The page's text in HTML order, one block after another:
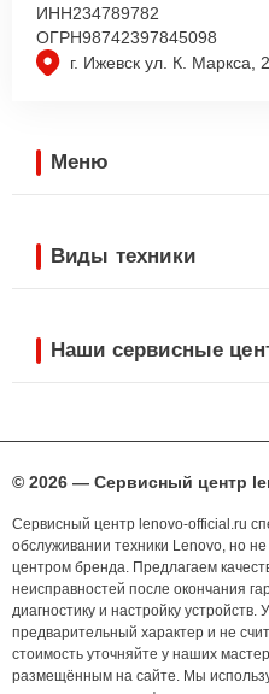
г. Ижевск ул. К. Маркса,
ИНН234789782
ОГРН98742397845098
Меню
Виды техники
Наши сервисные
© 2026 — Сервисный центр
Сервисный центр lenovo-official.ru
обслуживании техники Lenovo, но
центром бренда. Предлагаем
неисправностей после окончания
диагностику и настройку
предварительный характер и не
стоимость уточняйте у наших
размещённым на сайте. Мы